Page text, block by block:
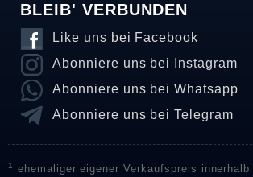
BLEIB' VERBUNDEN
Like uns bei Facebook
Abonniere uns bei Instagram
Abonniere uns bei Whatsapp
Abonniere uns bei Telegram
1
ehemaliger eigener Verkaufspreis